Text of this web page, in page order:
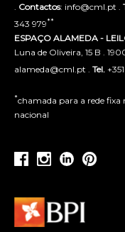
Contactos: info@cml.pt .
343 979**
ESPAÇO ALAMEDA -
Luna de Oliveira, 15 B .
alameda@cml.pt . Tel.
*chamada para a rede fixa
nacional